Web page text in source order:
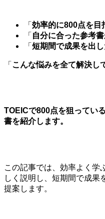
「 効率的に800点を目
「 自分に合った参考
「 短期間で成果を出
「 こんな悩みを全て解決し
TOEICで800点を狙ってい
書を紹介します。
この記事では、効率よく学
しく説明し、短期間で成果
提案します。